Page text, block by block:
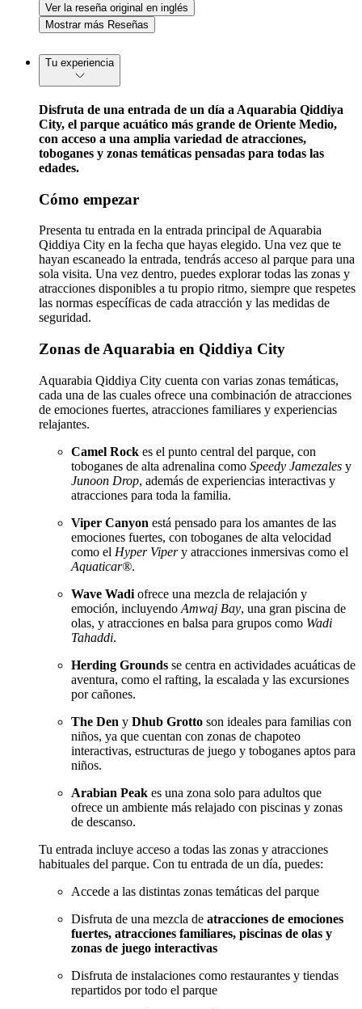
Ver la reseña original en inglés
Mostrar más Reseñas
Tu experiencia
Disfruta de una entrada de un día a Aquarabia Qiddiya
City, el parque acuático más grande de Oriente Medio,
con acceso a una amplia variedad de atracciones,
toboganes y zonas temáticas pensadas para todas las
edades.
Cómo empezar
Presenta tu entrada en la entrada principal de Aquarabia
Qiddiya City en la fecha que hayas elegido. Una vez que te
hayan escaneado la entrada, tendrás acceso al parque para una
sola visita. Una vez dentro, puedes explorar todas las zonas y
atracciones disponibles a tu propio ritmo, siempre que respetes
las normas específicas de cada atracción y las medidas de
seguridad.
Zonas de Aquarabia en Qiddiya City
Aquarabia Qiddiya City cuenta con varias zonas temáticas,
cada una de las cuales ofrece una combinación de atracciones
de emociones fuertes, atracciones familiares y experiencias
relajantes.
Camel Rock es el punto central del parque, con
toboganes de alta adrenalina como Speedy Jamezales y
Junoon Drop, además de experiencias interactivas y
atracciones para toda la familia.
Viper Canyon está pensado para los amantes de las
emociones fuertes, con toboganes de alta velocidad
como el Hyper Vipery atracciones inmersivas como el
Aquaticar®.
Wave Wadi ofrece una mezcla de relajación y
emoción, incluyendo Amwaj Bay, una gran piscina de
olas, y atracciones en balsa para grupos como Wadi
Tahaddi.
Herding Grounds se centra en actividades acuáticas de
aventura, como el rafting, la escalada y las excursiones
por cañones.
The Den y Dhub Grotto son ideales para familias con
niños, ya que cuentan con zonas de chapoteo
interactivas, estructuras de juego y toboganes aptos para
niños.
Arabian Peak es una zona solo para adultos que
ofrece un ambiente más relajado con piscinas y zonas
de descanso.
Tu entrada incluye acceso a todas las zonas y atracciones
habituales del parque. Con tu entrada de un día, puedes:
Accede a las distintas zonas temáticas del parque
Disfruta de una mezcla de atracciones de emociones
fuertes, atracciones familiares, piscinas de olas y
zonas de juego interactivas
Disfruta de instalaciones como restaurantes y tiendas
repartidos por todo el parque